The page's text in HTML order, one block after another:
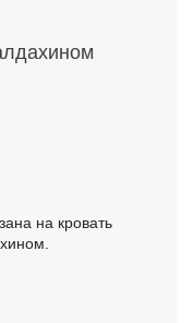
на кровать